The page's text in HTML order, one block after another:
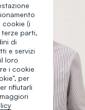
cookie (i
parti,
di
e servizi
loro
i cookie
per
rifiutarli